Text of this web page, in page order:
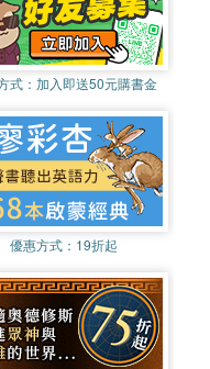
式： 加入即送50元購書金
優惠方式： 19折起